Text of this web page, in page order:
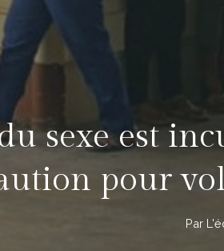
sexe est
pour
Par